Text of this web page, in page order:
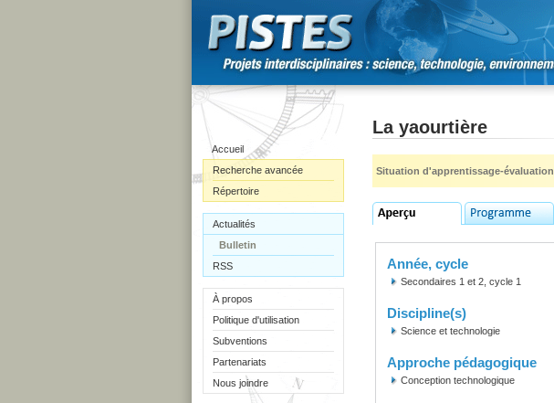
Accueil
Recherche avancée
Répertoire
Actualités
Bulletin
RSS
À propos
Politique d'utilisation
Subventions
Partenariats
Nous joindre
La yaourtière
Situation d'apprentissage-évaluation
Année, cycle
Secondaires 1 et 2, cycle 1
Discipline(s)
Science et technologie
Approche pédagogique
Conception technologique